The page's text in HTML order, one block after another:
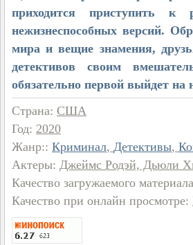
приходится приступить к
нежизнеспособных версий.
мира и вещие знамения,
детективов своим
обязательно первой выйдет
Страна: США
Год: 2020
Жанр:: Криминал, Детективы,
Актеры: Джеймс Родэй, Дьюли
Качество загружаемого материала
Качество при онлайн просмотре: